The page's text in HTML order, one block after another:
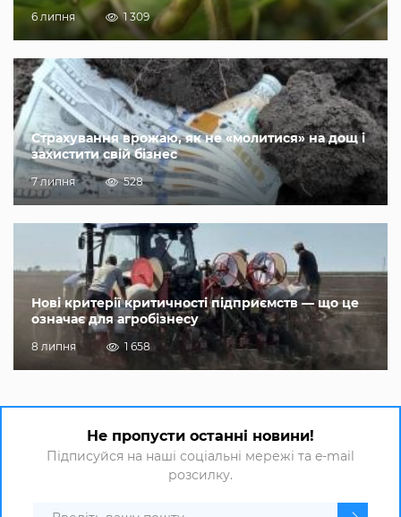
6 липня 1 309
Страхування врожаю, як не «молитися» на дощ і
захистити свій бізнес
7 липня 528
Нові критерії критичності підприємств — що це
означає для агробізнесу
8 липня 1 658
Не пропусти останні новини!
Підписуйся на наші соціальні мережі та e-mail
розсилку.